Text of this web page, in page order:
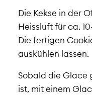
Die Kekse in der
Heissluft für ca.
Die fertigen
auskühlen lassen.
Sobald die Glace
ist, mit einem